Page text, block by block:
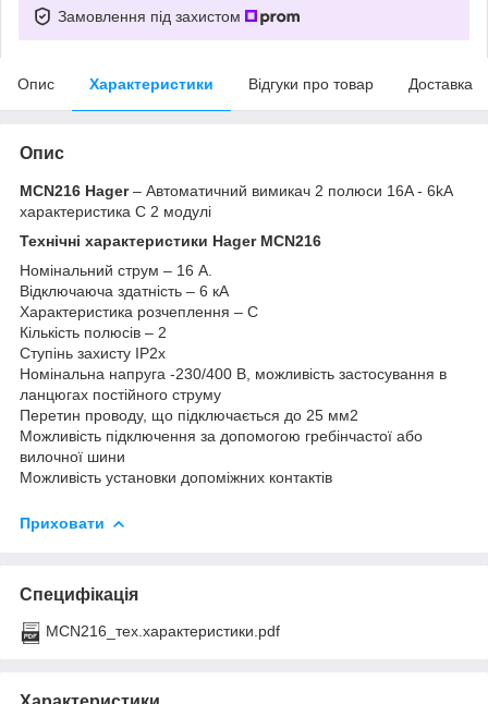
Замовлення під захистом
Опис Характеристики Відгуки про товар Доставка
Опис
MCN216 Hager– Автоматичний вимикач 2 полюси 16A - 6kA
характеристика C 2 модулі
Технічні характеристики Hager MCN216
Номінальний струм – 16 A.
Відключаюча здатність – 6 кА
Характеристика розчеплення – C
Кількість полюсів – 2
Ступінь захисту ІР2х
Номінальна напруга -230/400 В, можливість застосування в
ланцюгах постійного струму
Перетин проводу, що підключається до 25 мм2
Можливість підключення за допомогою гребінчастої або
вилочної шини
Можливість установки допоміжних контактів
Приховати
Специфікація
MCN216_тех.характеристики.pdf